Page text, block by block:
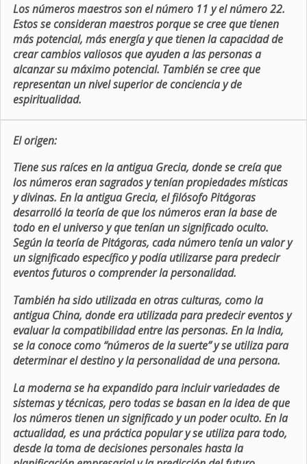
Los números maestros son el número 11 y el número 22.
Estos se consideran maestros porque se cree que tienen
más potencial, más energía y que tienen la capacidad de
crear cambios valiosos que ayuden a las personas a
alcanzar su máximo potencial. También se cree que
representan un nivel superior de conciencia y de
espiritualidad.
El origen:
Tiene sus raíces en la antigua Grecia, donde se creía que
los números eran sagrados y tenían propiedades místicas
y divinas. En la antigua Grecia, el filósofo Pitágoras
desarrolló la teoría de que los números eran la base de
todo en el universo y que tenían un significado oculto.
Según la teoría de Pitágoras, cada número tenía un valor y
un significado específico y podía utilizarse para predecir
eventos futuros o comprender la personalidad.
También ha sido utilizada en otras culturas, como la
antigua China, donde era utilizada para predecir eventos y
evaluar la compatibilidad entre las personas. En la India,
se la conoce como “números de la suerte” y se utiliza para
determinar el destino y la personalidad de una persona.
La moderna se ha expandido para incluir variedades de
sistemas y técnicas, pero todas se basan en la idea de que
los números tienen un significado y un poder oculto. En la
actualidad, es una práctica popular y se utiliza para todo,
desde la toma de decisiones personales hasta la